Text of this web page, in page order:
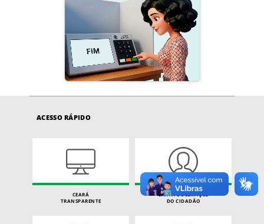
ACESSO RÁPIDO
CEARÁ
TRANSPARENTE
CARTA DE SERVIÇOS
DO CIDADÃO